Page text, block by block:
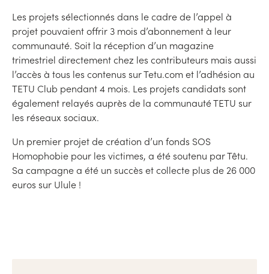
Les projets sélectionnés dans le cadre de l’appel à
projet pouvaient offrir 3 mois d’abonnement à leur
communauté. Soit la réception d’un magazine
trimestriel directement chez les contributeurs mais aussi
l’accès à tous les contenus sur Tetu.com et l’adhésion au
TETU Club pendant 4 mois. Les projets candidats sont
également relayés auprès de la communauté TETU sur
les réseaux sociaux.
Un premier projet de création d’un fonds SOS
Homophobie pour les victimes, a été soutenu par Têtu.
Sa campagne a été un succès et collecte plus de 26 000
euros sur Ulule !